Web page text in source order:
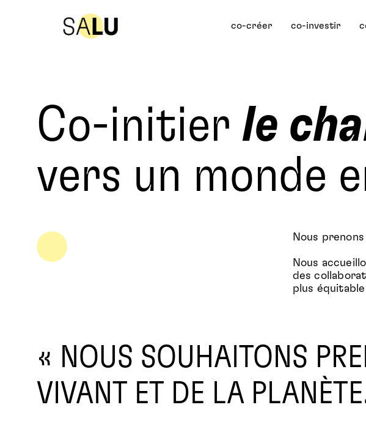
co-créer co-investir
Co-initier le
vers un monde
Nous
Nous
des
plus
« NOUS SOUHAITONS
VIVANT ET DE LA